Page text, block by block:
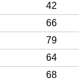
42
66
79
64
68